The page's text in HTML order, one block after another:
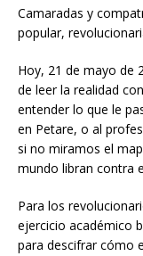
Camaradas y
popular,
Hoy, 21 de mayo de
de leer la realidad
entender lo que le
en Petare, o al
si no miramos el
mundo libran contra
Para los
ejercicio académico
para descifrar cómo